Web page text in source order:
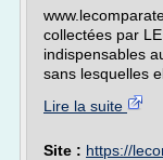
collectées par
indispensables
sans lesquelles
Lire la suite
Site : https://